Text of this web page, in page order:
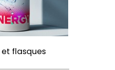
et flasques